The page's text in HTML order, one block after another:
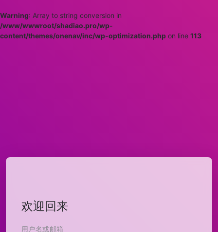
Warning: Array to string conversion in
/www/wwwroot/shadiao.pro/wp-
content/themes/onenav/inc/wp-optimization.php on line 113
欢迎回来